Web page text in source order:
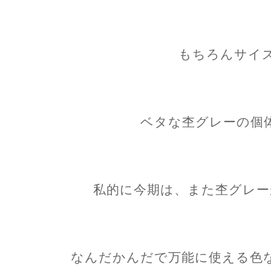
もちろんサイ
ベタな杢グレーの個
私的に今期は、また杢グレ
なんだかんだで万能に使える色